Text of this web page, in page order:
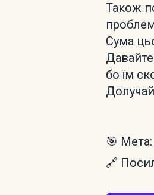
Також
Сума
бо їм
🎯 Мета:
🔗